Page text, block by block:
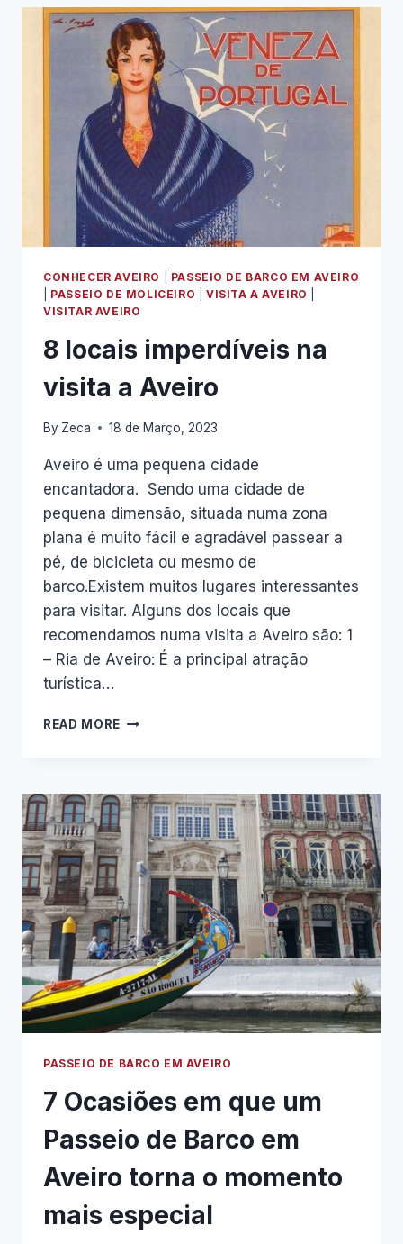
AVEIRO:
UMA
EXPERIÊNCIA
INESQUECÍVEL!
CONHECER AVEIRO
PASSEIO DE BARCO EM AVEIRO
PASSEIO DE MOLICEIRO VISITA A AVEIRO
VISITAR AVEIRO
8 locais imperdíveis na
visita a Aveiro
By Zeca 18 de Março, 2023
Aveiro é uma pequena cidade
encantadora. Sendo uma cidade de
pequena dimensão, situada numa zona
plana é muito fácil e agradável passear a
pé, de bicicleta ou mesmo de
barco.Existem muitos lugares interessantes
para visitar. Alguns dos locais que
recomendamos numa visita a Aveiro são: 1
– Ria de Aveiro: É a principal atração
turística…
READ MORE
VISITA
A
AVEIRO
PASSEIO DE BARCO EM AVEIRO
7 Ocasiões em que um
Passeio de Barco em
Aveiro torna o momento
mais especial